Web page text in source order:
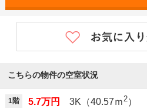
こちらの物件の空室状況
1階 5.7万円 3K（40.57ｍ2）